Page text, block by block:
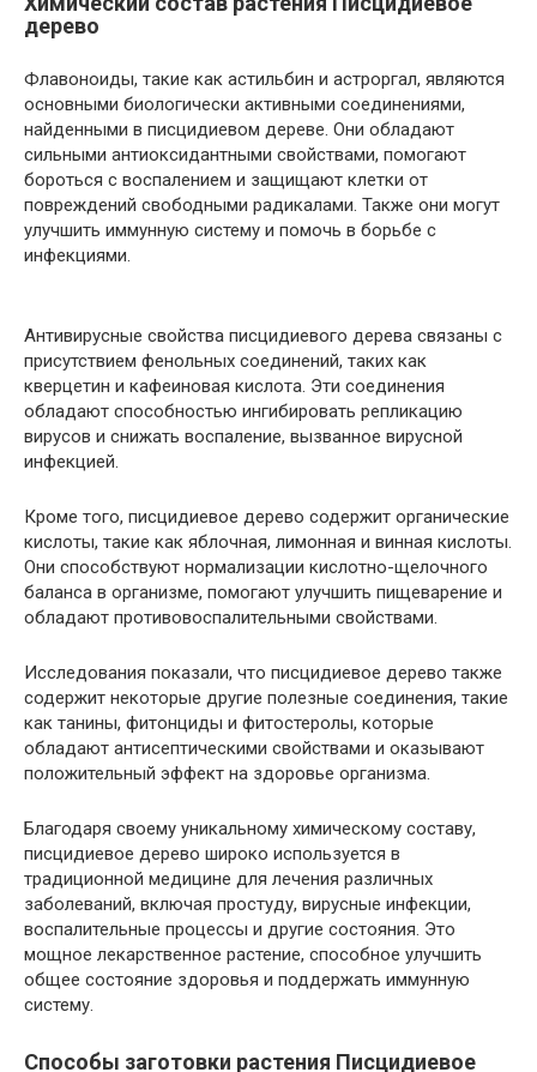
дерево
Флавоноиды, такие как астильбин и астроргал, являются
основными биологически активными соединениями,
найденными в писцидиевом дереве. Они обладают
сильными антиоксидантными свойствами, помогают
бороться с воспалением и защищают клетки от
повреждений свободными радикалами. Также они могут
улучшить иммунную систему и помочь в борьбе с
инфекциями.
Антивирусные свойства писцидиевого дерева связаны с
присутствием фенольных соединений, таких как
кверцетин и кафеиновая кислота. Эти соединения
обладают способностью ингибировать репликацию
вирусов и снижать воспаление, вызванное вирусной
инфекцией.
Кроме того, писцидиевое дерево содержит органические
кислоты, такие как яблочная, лимонная и винная кислоты.
Они способствуют нормализации кислотно-щелочного
баланса в организме, помогают улучшить пищеварение и
обладают противовоспалительными свойствами.
Исследования показали, что писцидиевое дерево также
содержит некоторые другие полезные соединения, такие
как танины, фитонциды и фитостеролы, которые
обладают антисептическими свойствами и оказывают
положительный эффект на здоровье организма.
Благодаря своему уникальному химическому составу,
писцидиевое дерево широко используется в
традиционной медицине для лечения различных
заболеваний, включая простуду, вирусные инфекции,
воспалительные процессы и другие состояния. Это
мощное лекарственное растение, способное улучшить
общее состояние здоровья и поддержать иммунную
систему.
Способы заготовки растения Писцидиевое